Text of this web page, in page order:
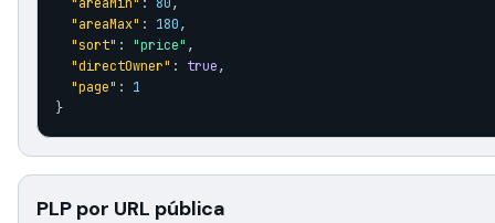
"areaMax" : 180,
"sort" : "price" ,
"directOwner" : true,
"page" : 1
}
PLP por URL pública